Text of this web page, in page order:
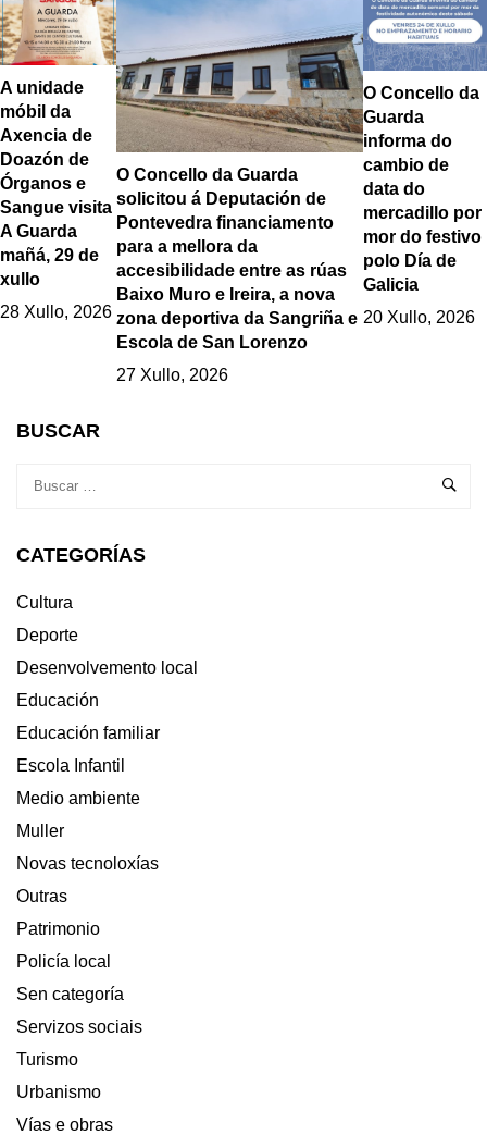
A unidade
móbil da
Axencia de
Doazón de
Órganos e
Sangue visita
A Guarda
mañá, 29 de
xullo
28 Xullo, 2026
O Concello da Guarda
solicitou á Deputación de
Pontevedra financiamento
para a mellora da
accesibilidade entre as rúas
Baixo Muro e Ireira, a nova
zona deportiva da Sangriña e
Escola de San Lorenzo
27 Xullo, 2026
O Concello da
Guarda
informa do
cambio de
data do
mercadillo por
mor do festivo
polo Día de
Galicia
20 Xullo, 2026
BUSCAR
CATEGORÍAS
Cultura
Deporte
Desenvolvemento local
Educación
Educación familiar
Escola Infantil
Medio ambiente
Muller
Novas tecnoloxías
Outras
Patrimonio
Policía local
Sen categoría
Servizos sociais
Turismo
Urbanismo
Vías e obras